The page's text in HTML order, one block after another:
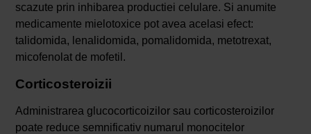
scazute prin inhibarea productiei celulare. Si anumite
medicamente mielotoxice pot avea acelasi efect:
talidomida, lenalidomida, pomalidomida, metotrexat,
micofenolat de mofetil.
Corticosteroizii
Administrarea glucocorticoizilor sau corticosteroizilor
poate reduce semnificativ numarul monocitelor